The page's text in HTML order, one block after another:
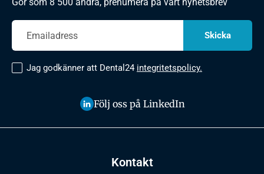
Kontakt
Jag godkänner att Dental24 integritetspolicy.
Följ oss på LinkedIn